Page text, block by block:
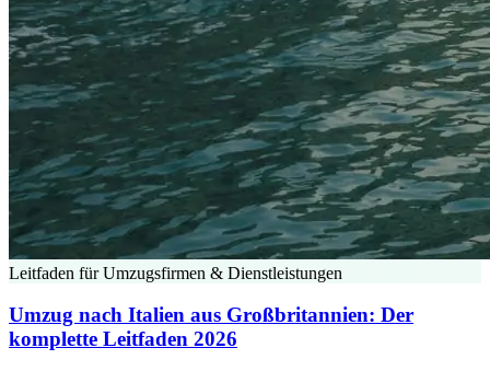
Leitfaden für Umzugsfirmen & Dienstleistungen
Umzug nach Italien aus Großbritannien: Der
komplette Leitfaden 2026